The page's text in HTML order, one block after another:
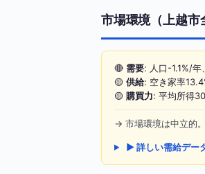
市場環境（上越市
🔴 需要: 人口-1.1%/
🟡 供給: 空き家率
🟡 購買力: 平均所得
→ 市場環境は中立的
▶ 詳しい需給デー